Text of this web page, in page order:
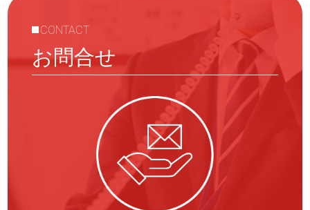
CONTACT
お問合せ